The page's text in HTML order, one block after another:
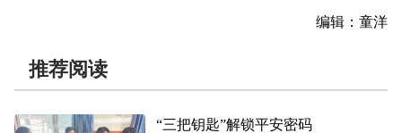
编辑：童洋
推荐阅读
“三把钥匙”解锁平安密码